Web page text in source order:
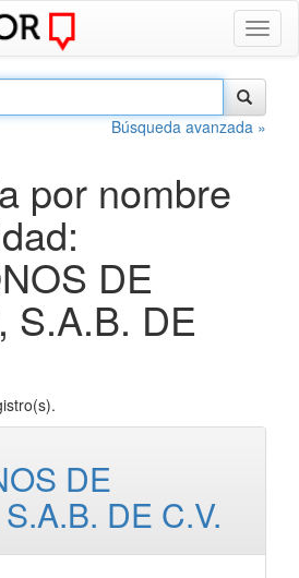
Búsqueda avanzada »
por nombre
DE
S.A.B. DE
DE
DE C.V.